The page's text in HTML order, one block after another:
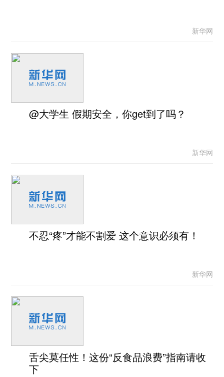
新华网
@大学生 假期安全，你get到了吗？
新华网
不忍“疼”才能不割爱 这个意识必须有！
新华网
舌尖莫任性！这份“反食品浪费”指南请收
下